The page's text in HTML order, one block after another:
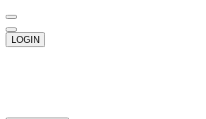
LOGIN